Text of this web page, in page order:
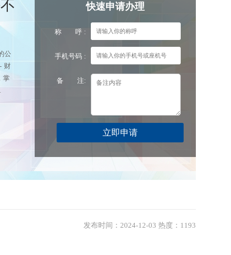
公
财
掌
快速申请办理
称 呼 :
手机号码 :
备 注:
发布时间：2024-12-03 热度：1193